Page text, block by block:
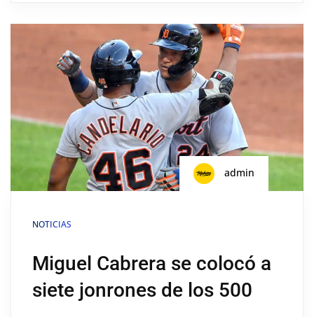
admin
NOTICIAS
Miguel Cabrera se colocó a
siete jonrones de los 500